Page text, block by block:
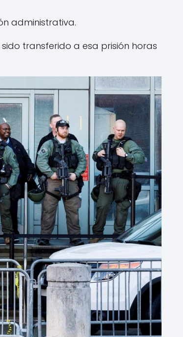
administrativa.
transferido a esa prisión horas